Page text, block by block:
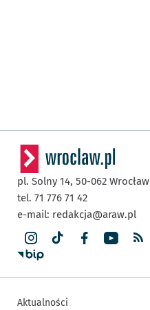
pl. Solny 14, 50-062 Wrocław
tel. 71 776 71 42
e-mail: redakcja@araw.pl
Aktualności